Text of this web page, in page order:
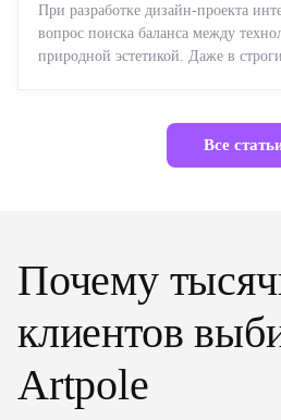
При разработке дизайн-проекта
вопрос поиска баланса между
природной эстетикой. Даже в
Все
Почему
клиентов
Artpole